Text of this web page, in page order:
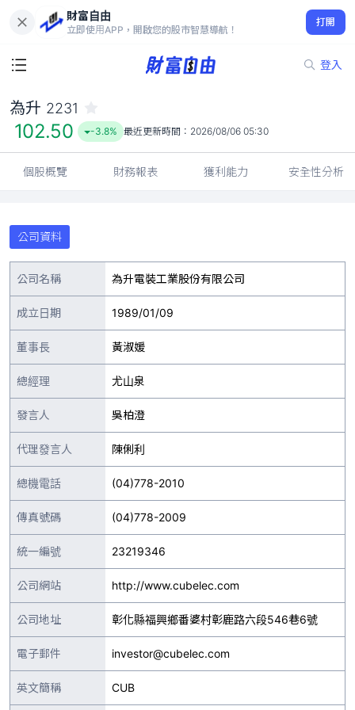
財富自由
立即使用APP，開啟您的股市智慧導航！
打開
登入
102.50
-3.8%
為升 2231
102.50 -3.8% 最近更新時間： 2026/08/06 05:30
個股概覽 財務報表 獲利能力 安全性分析
公司資料
公司名稱 為升電裝工業股份有限公司
成立日期 1989/01/09
董事長 黃淑媛
總經理 尤山泉
發言人 吳柏澄
代理發言人 陳俐利
總機電話 (04)778-2010
傳真號碼 (04)778-2009
統一編號 23219346
公司網站 http://www.cubelec.com
公司地址 彰化縣福興鄉番婆村彰鹿路六段546巷6號
電子郵件 investor@cubelec.com
英文簡稱 CUB